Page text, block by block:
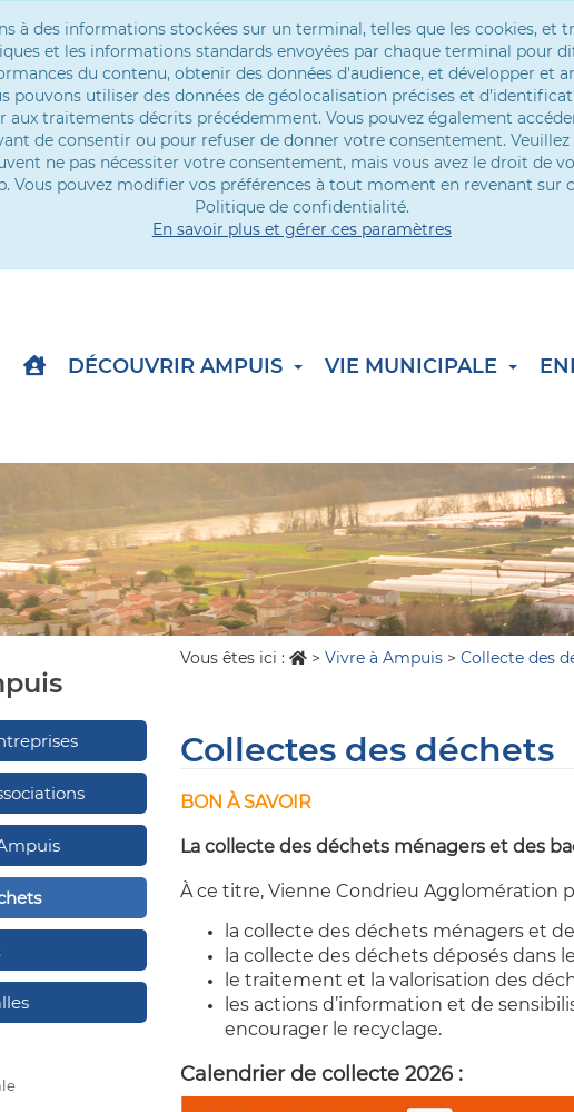
à des informations stockées sur un terminal, telles que les cookies, et
et les informations standards envoyées par chaque terminal pour
du contenu, obtenir des données d'audience, et développer et
pouvons utiliser des données de géolocalisation précises et
aux traitements décrits précédemment. Vous pouvez également
de consentir ou pour refuser de donner votre consentement.
ne pas nécessiter votre consentement, mais vous avez le droit de
Vous pouvez modifier vos préférences à tout moment en revenant
Politique de confidentialité.
En savoir plus et gérer ces paramètres
DÉCOUVRIR AMPUIS VIE MUNICIPALE
Vous êtes ici : > Vivre à Ampuis > Collecte des
Collectes des déchets
BON À SAVOIR
La collecte des déchets ménagers et des
À ce titre, Vienne Condrieu Agglomération
la collecte des déchets ménagers et
la collecte des déchets déposés dans
le traitement et la valorisation des
les actions d’information et de
encourager le recyclage.
Calendrier de collecte 2026 :